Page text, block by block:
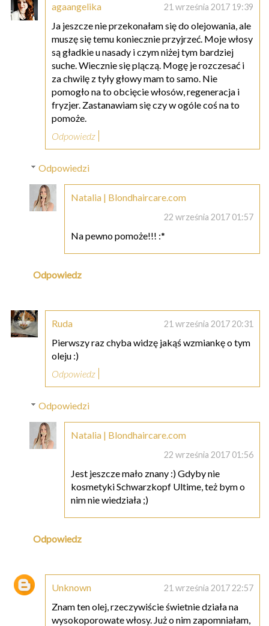
agaangelika 21 września 2017 19:39
Ja jeszcze nie przekonałam się do olejowania, ale
muszę się temu koniecznie przyjrzeć. Moje włosy
są gładkie u nasady i czym niżej tym bardziej
suche. Wiecznie się plączą. Mogę je rozczesać i
za chwilę z tyły głowy mam to samo. Nie
pomogło na to obcięcie włosów, regeneracja i
fryzjer. Zastanawiam się czy w ogóle coś na to
pomoże.
Odpowiedz
Odpowiedzi
Natalia | Blondhaircare.com
22 września 2017 01:57
Na pewno pomoże!!! :*
Odpowiedz
Ruda 21 września 2017 20:31
Pierwszy raz chyba widzę jakąś wzmiankę o tym
oleju :)
Odpowiedz
Odpowiedzi
Natalia | Blondhaircare.com
22 września 2017 01:56
Jest jeszcze mało znany :) Gdyby nie
kosmetyki Schwarzkopf Ultime, też bym o
nim nie wiedziała ;)
Odpowiedz
Unknown 21 września 2017 22:57
Znam ten olej, rzeczywiście świetnie działa na
wysokoporowate włosy. Już o nim zapomniałam,